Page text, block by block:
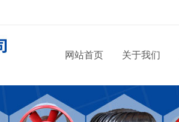
网站首页 关于我们